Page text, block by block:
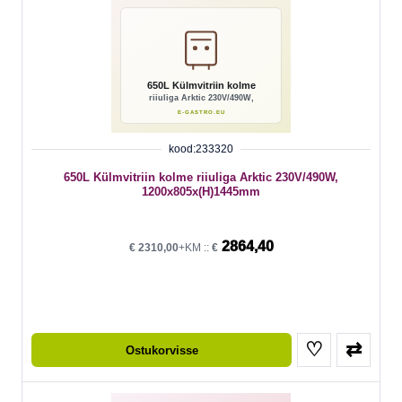
kood:233320
650L Külmvitriin kolme riiuliga Arktic 230V/490W,
1200x805x(H)1445mm
€2310,00+KM :: €2864,40
Ostukorvisse ♡ ⇄